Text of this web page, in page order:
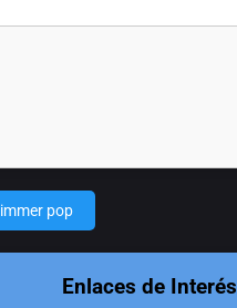
pop
Enlaces de Interés